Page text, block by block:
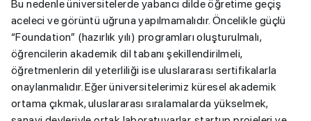
Bu nedenle üniversitelerde yabancı dilde öğretime geçiş
aceleci ve görüntü uğruna yapılmamalıdır. Öncelikle güçlü
“Foundation” (hazırlık yılı) programları oluşturulmalı,
öğrencilerin akademik dil tabanı şekillendirilmeli,
öğretmenlerin dil yeterliliği ise uluslararası sertifikalarla
onaylanmalıdır. Eğer üniversitelerimiz küresel akademik
ortama çıkmak, uluslararası sıralamalarda yükselmek,